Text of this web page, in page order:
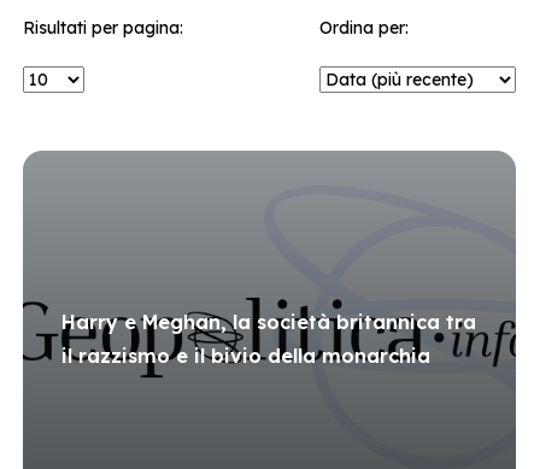
Risultati per pagina: Ordina per:
Harry e Meghan, la società britannica tra
il razzismo e il bivio della monarchia